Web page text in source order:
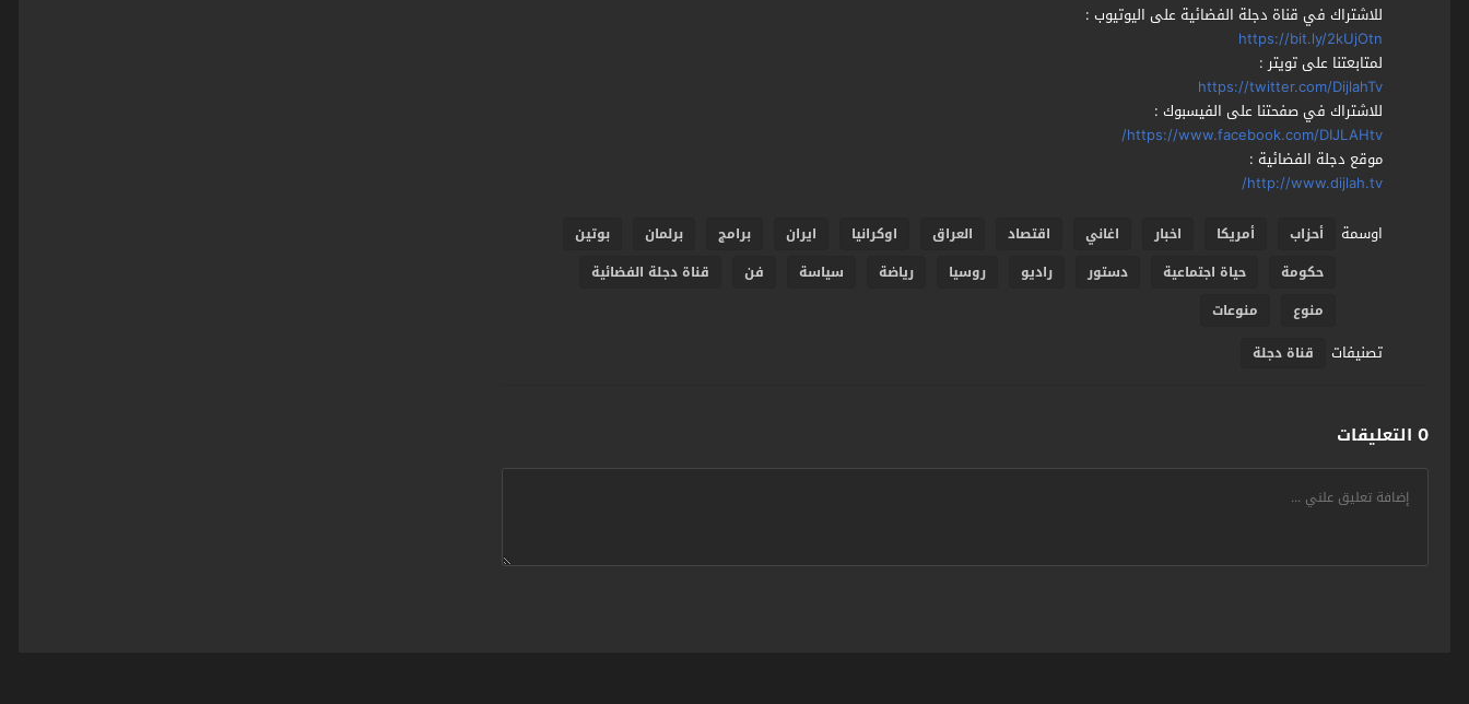
للاشتراك في قناة دجلة الفضائية على اليوتيوب :
https://bit.ly/2kUjOtn
لمتابعتنا على تويتر :
https://twitter.com/DijlahTv
للاشتراك في صفحتنا على الفيسبوك :
https://www.facebook.com/DIJLAHtv/
موقع دجلة الفضائية :
http://www.dijlah.tv/
اوسمة
أحزاب أمريكا اخبار اغاني اقتصاد العراق اوكرانيا ايران برامج برلمان
بوتين
حكومة
حياة اجتماعية دستور راديو روسيا رياضة سياسة فن
قناة دجلة الفضائية
منوع
منوعات
تصنيفات قناة دجلة
0 التعليقات